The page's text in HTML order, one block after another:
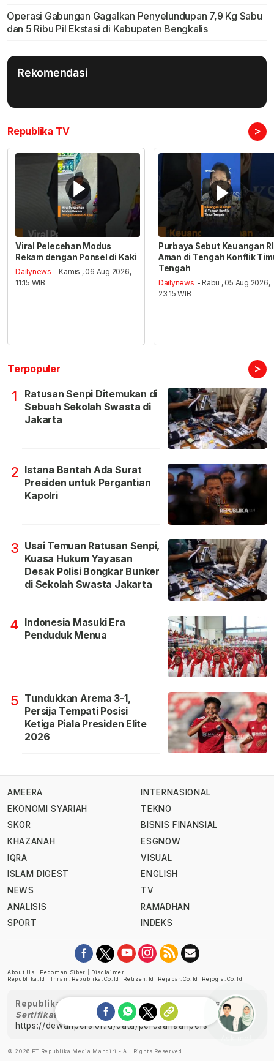
Operasi Gabungan Gagalkan Penyelundupan 7,9 Kg Sabu
dan 5 Ribu Pil Ekstasi di Kabupaten Bengkalis
Rekomendasi
Republika TV >
Viral Pelecehan Modus
Rekam dengan Ponsel di Kaki
Dailynews - Kamis , 06 Aug 2026,
11:15 WIB
Purbaya Sebut Keuangan RI
Aman di Tengah Konflik
Tengah
Dailynews - Rabu , 05 Aug 2026,
23:15 WIB
Terpopuler >
1
Ratusan Senpi Ditemukan di
Sebuah Sekolah Swasta di
Jakarta
2 Istana Bantah Ada Surat
Presiden untuk Pergantian
Kapolri
3 Usai Temuan Ratusan Senpi,
Kuasa Hukum Yayasan
Desak Polisi Bongkar Bunker
di Sekolah Swasta Jakarta
4 Indonesia Masuki Era
Penduduk Menua
5 Tundukkan Arema 3-1,
Persija Tempati Posisi
Ketiga Piala Presiden Elite
2026
AMEERA
EKONOMI SYARIAH
SKOR
KHAZANAH
IQRA
ISLAM DIGEST
NEWS
ANALISIS
SPORT
INTERNASIONAL
TEKNO
BISNIS FINANSIAL
ESGNOW
VISUAL
ENGLISH
TV
RAMADHAN
INDEKS
About Us Pedoman Siber
Disclaimer
Republika.id
Ihram.republika.co.id Retizen.id Rejabar.co.id Rejogja.co.id
Republika telah diverifikasi oleh Dewan Pers
Sertifikat Nomor 1058/DP-Verifikasi/K/XII/2022
https://dewanpers.or.id/data/perusahaanpers
© 2026 PT Republika Media Mandiri - All Rights Reserved.